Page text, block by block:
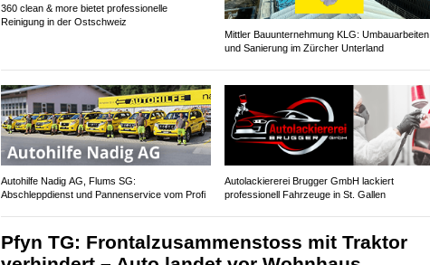
360 clean & more bietet professionelle
Reinigung in der Ostschweiz
Mittler Bauunternehmung KLG: Umbauarbeiten
und Sanierung im Zürcher Unterland
Autohilfe Nadig AG, Flums SG:
Abschleppdienst und Pannenservice vom Profi
Autolackiererei Brugger GmbH lackiert
professionell Fahrzeuge in St. Gallen
Pfyn TG: Frontalzusammenstoss mit Traktor